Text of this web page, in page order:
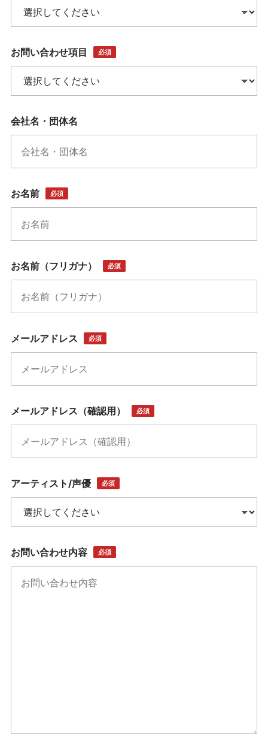
お問い合わせ項目 必須
会社名・団体名
お名前 必須
お名前（フリガナ） 必須
メールアドレス 必須
メールアドレス（確認用） 必須
アーティスト/声優 必須
お問い合わせ内容 必須